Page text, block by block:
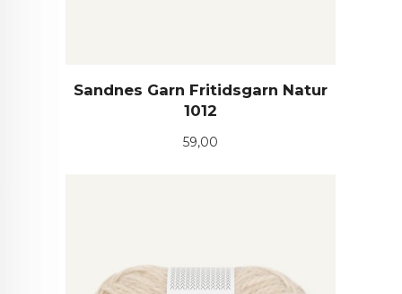
Sandnes Garn Fritidsgarn Natur
1012
Pris
59,00